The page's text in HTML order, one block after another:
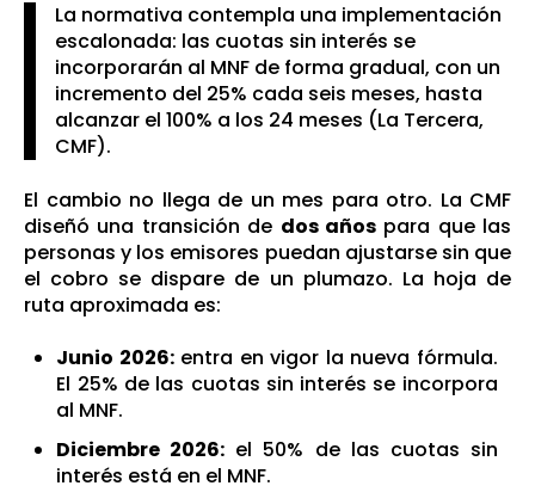
La normativa contempla una implementación
escalonada: las cuotas sin interés se
incorporarán al MNF de forma gradual, con un
incremento del 25% cada seis meses, hasta
alcanzar el 100% a los 24 meses (La Tercera,
CMF).
El cambio no llega de un mes para otro. La CMF
diseñó una transición de dos años para que las
personas y los emisores puedan ajustarse sin que
el cobro se dispare de un plumazo. La hoja de
ruta aproximada es:
Junio 2026: entra en vigor la nueva fórmula.
El 25% de las cuotas sin interés se incorpora
al MNF.
Diciembre 2026: el 50% de las cuotas sin
interés está en el MNF.